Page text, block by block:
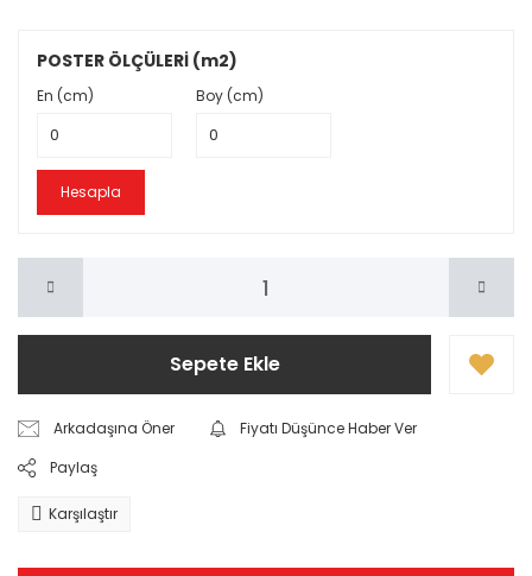
POSTER ÖLÇÜLERİ (m2)
En (cm) Boy (cm)
Hesapla
Sepete Ekle
Arkadaşına Öner
Fiyatı Düşünce Haber Ver
Paylaş
Karşılaştır